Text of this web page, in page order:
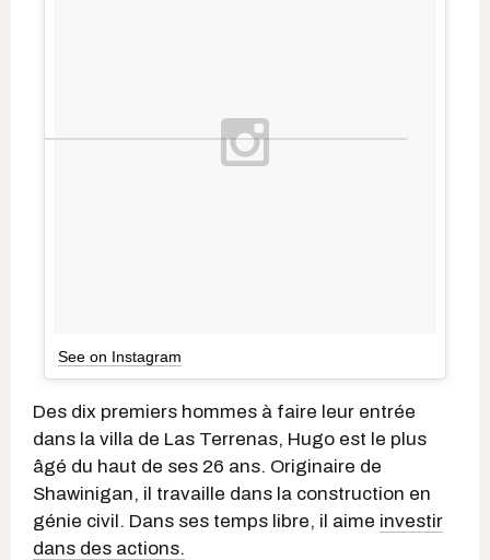
See on Instagram
Des dix premiers hommes à faire leur entrée
dans la villa de Las Terrenas, Hugo est le plus
âgé du haut de ses 26 ans. Originaire de
Shawinigan, il travaille dans la construction en
génie civil. Dans ses temps libre, il aime investir
dans des actions.